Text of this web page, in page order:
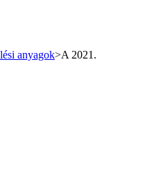
anyagok>A 2021.